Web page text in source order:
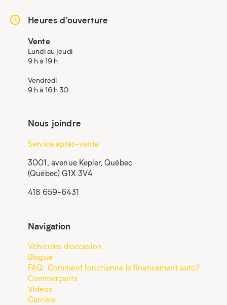
Heures d'ouverture
Vente
Lundi au jeudi
9 h à 19 h
Vendredi
9 h à 16 h 30
Nous joindre
Service après-vente
3001, avenue Kepler, Québec
(Québec) G1X 3V4
418 659-6431
Navigation
Véhicules d’occasion
Blogue
FAQ: Comment fonctionne le financement auto?
Commerçants
Vidéos
Carrière